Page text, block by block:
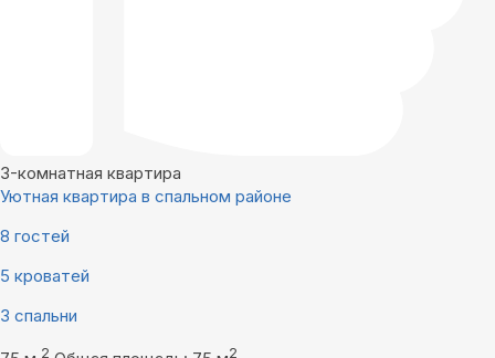
3-комнатная квартира
Уютная квартира в спальном районе
8 гостей
5 кроватей
3 спальни
2 2